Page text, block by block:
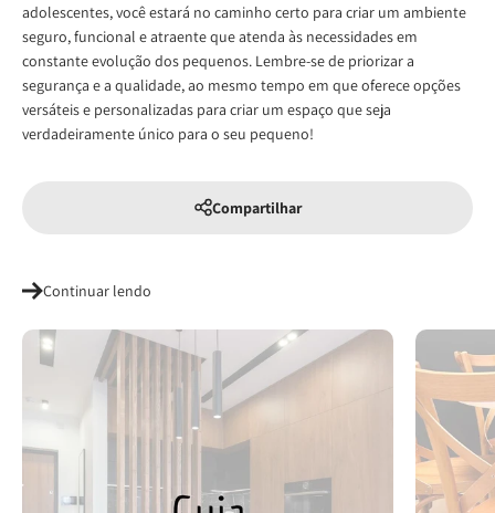
adolescentes, você estará no caminho certo para criar um ambiente
seguro, funcional e atraente que atenda às necessidades em
constante evolução dos pequenos. Lembre-se de priorizar a
segurança e a qualidade, ao mesmo tempo em que oferece opções
versáteis e personalizadas para criar um espaço que seja
verdadeiramente único para o seu pequeno!
Compartilhar
Continuar lendo